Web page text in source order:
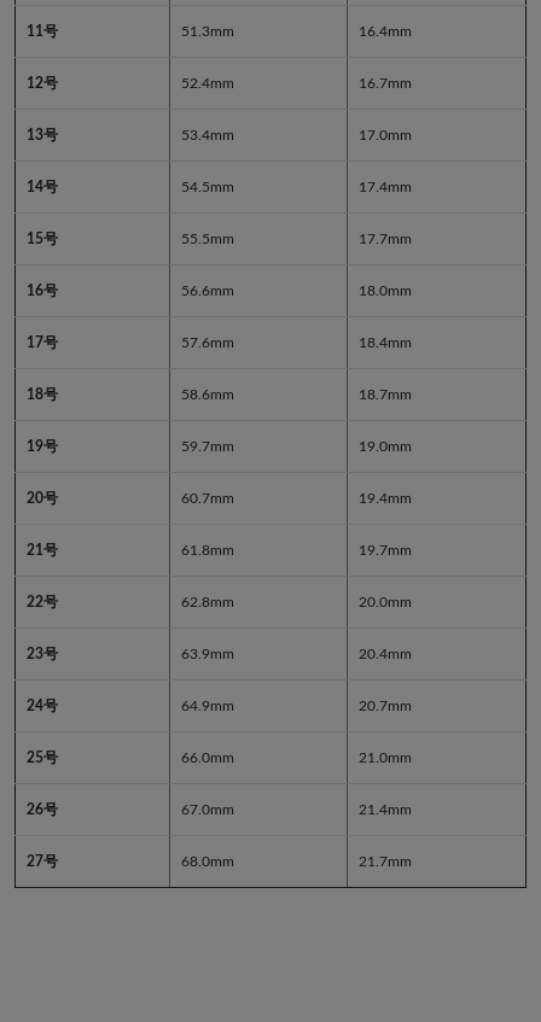
11号 51.3mm 16.4mm
12号 52.4mm 16.7mm
13号 53.4mm 17.0mm
14号 54.5mm 17.4mm
15号 55.5mm 17.7mm
16号 56.6mm 18.0mm
17号 57.6mm 18.4mm
18号 58.6mm 18.7mm
19号 59.7mm 19.0mm
20号 60.7mm 19.4mm
21号 61.8mm 19.7mm
22号 62.8mm 20.0mm
23号 63.9mm 20.4mm
24号 64.9mm 20.7mm
25号 66.0mm 21.0mm
26号 67.0mm 21.4mm
27号 68.0mm 21.7mm